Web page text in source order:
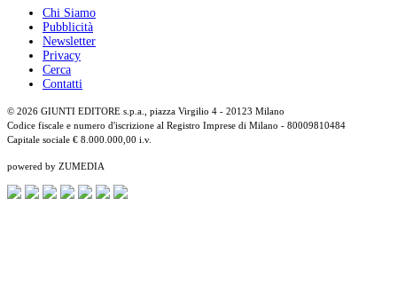
Chi Siamo
Pubblicità
Newsletter
Privacy
Cerca
Contatti
© 2026 GIUNTI EDITORE s.p.a., piazza Virgilio 4 - 20123 Milano
Codice fiscale e numero d'iscrizione al Registro Imprese di Milano - 80009810484
Capitale sociale € 8.000.000,00 i.v.
powered by ZUMEDIA